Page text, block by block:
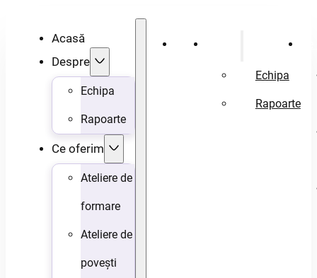
Acasă
Despre
Echipa
Rapoarte
Ce oferim
Ateliere de
formare
Ateliere de
povești
Acasă
Echipa
Rapoarte